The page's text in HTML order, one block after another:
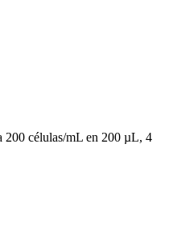
200 células/mL en 200 µL, 4